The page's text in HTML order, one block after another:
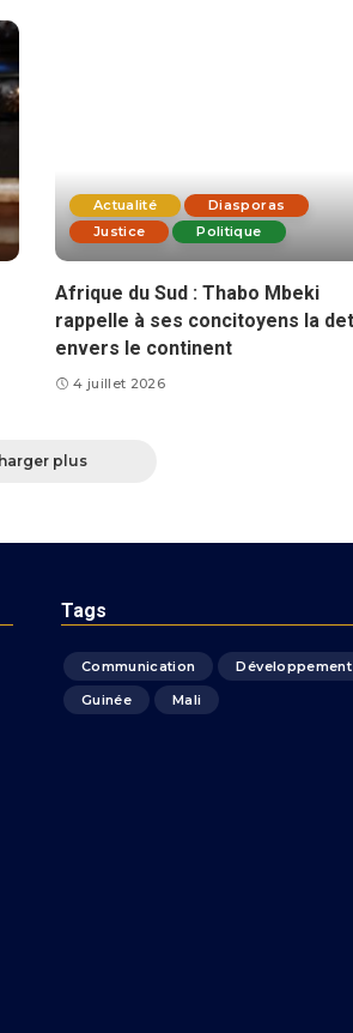
Actualité
Diasporas
Justice
Politique
Afrique du Sud : Thabo Mbeki
rappelle à ses concitoyens la
envers le continent
4 juillet 2026
plus
Tags
Communication
Développement
Guinée
Mali